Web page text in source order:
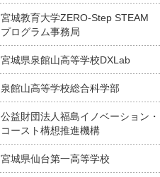
宮城教育大学ZERO-Step STEAM
プログラム事務局
宮城県泉館山高等学校DXLab
泉館山高等学校総合科学部
公益財団法人福島イノベーション・
コースト構想推進機構
宮城県仙台第一高等学校